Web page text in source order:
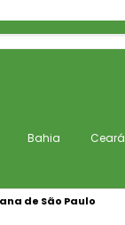
Bahia Ceará
de São Paulo